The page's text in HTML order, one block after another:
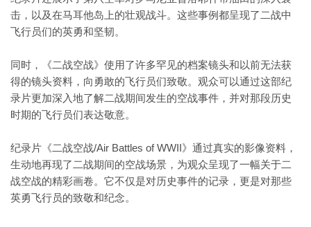
击，以及在马耳他岛上的壮观战斗。这些事例都呈现了二战中
飞行员们的英勇和坚韧。
同时，《二战空战》使用了许多罕见的档案镜头和以前无法获
得的镜头资料，向勇敢的飞行员们致敬。观众可以通过这部纪
录片更加深入地了解二战期间发生的空战事件，并对那段历史
时期的飞行员们表达敬意。
纪录片《二战空战/Air Battles of WWII》通过真实的影像资料，
生动地再现了二战期间的空战场景，为观众呈现了一幅关于二
战空战的精彩画卷。它不仅是对历史事件的记录，更是对那些
英勇飞行员的致敬和纪念。